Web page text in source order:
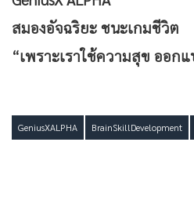
สมองอัจฉริยะ ชนะเกมชีวิต
“เพราะเราใช้ความสุข ออก
GeniusXALPHA BrainSkillDevelopment